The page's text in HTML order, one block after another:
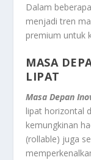
Dalam
menjadi tren
premium untuk
MASA
LIPAT
Masa Depan
lipat horizontal
kemungkinan
(rollable) juga